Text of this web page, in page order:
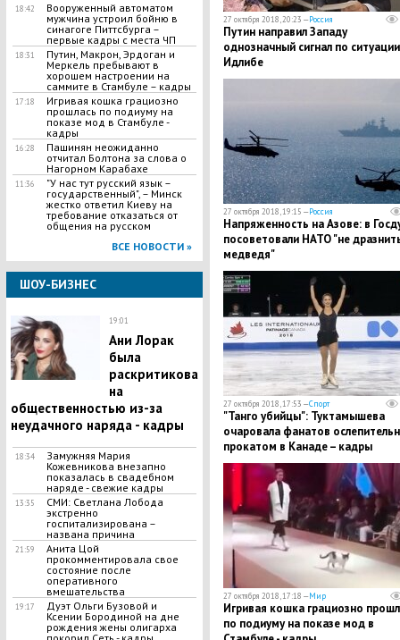
18:42
Вооруженный автоматом
мужчина устроил бойню в
синагоге Питтсбурга –
первые кадры с места ЧП
18:31
Путин, Макрон, Эрдоган и
Меркель пребывают в
хорошем настроении на
саммите в Стамбуле – кадры
17:18
​Игривая кошка грациозно
прошлась по подиуму на
показе мод в Стамбуле -
кадры
16:28
Пашинян неожиданно
отчитал Болтона за слова о
Нагорном Карабахе
11:36
"У нас тут русский язык –
государственный", – Минск
жестко ответил Киеву на
требование отказаться от
общения на русском
ВСЕ НОВОСТИ »
ШОУ-БИЗНЕС
19:01
Ани Лорак
была
раскритикова
на
общественностью из-за
неудачного наряда - кадры
18:34
Замужняя Мария
Кожевникова внезапно
показалась в свадебном
наряде - свежие кадры
13:35
​СМИ: Светлана Лобода
экстренно
госпитализирована –
названа причина
21:59
Анита Цой
прокомментировала свое
состояние после
оперативного
вмешательства
19:17
​Дуэт Ольги Бузовой и
Ксении Бородиной на дне
рождения жены олигарха
27 октября 2018, 20:23 —Россия
Путин направил Западу
однозначный сигнал по
Идлибе
27 октября 2018, 19:15 —Россия
Напряженность на Азове: в
посоветовали НАТО "не
медведя"
27 октября 2018, 17:53 —Спорт
"Танго убийцы": Туктамышева
очаровала фанатов
прокатом в Канаде – кадры
27 октября 2018, 17:18 —Мир
​Игривая кошка грациозно
по подиуму на показе мод в